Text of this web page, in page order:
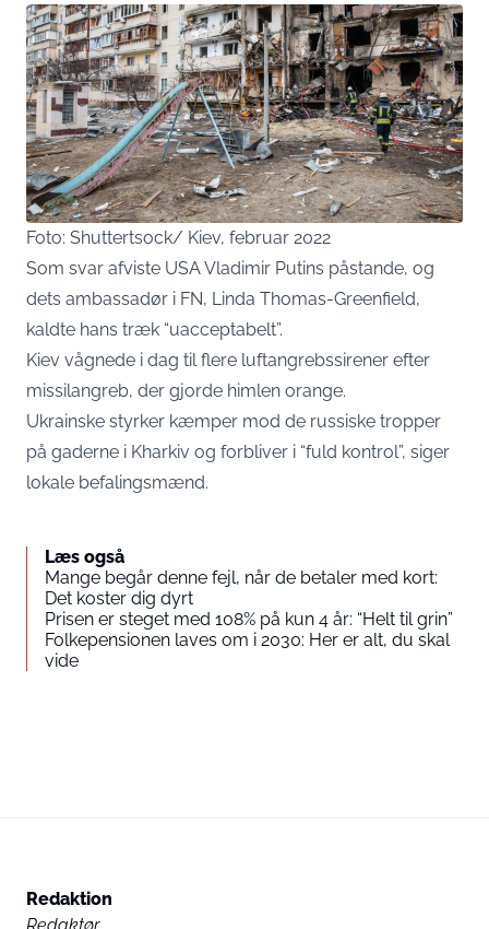
Foto: Shuttertsock/ Kiev, februar 2022
Som svar afviste USA Vladimir Putins påstande, og
dets ambassadør i FN, Linda Thomas-Greenfield,
kaldte hans træk “uacceptabelt”.
Kiev vågnede i dag til flere luftangrebssirener efter
missilangreb, der gjorde himlen orange.
Ukrainske styrker kæmper mod de russiske tropper
på gaderne i Kharkiv og forbliver i “fuld kontrol”, siger
lokale befalingsmænd.
Læs også
Mange begår denne fejl, når de betaler med kort:
Det koster dig dyrt
Prisen er steget med 108% på kun 4 år: “Helt til grin”
Folkepensionen laves om i 2030: Her er alt, du skal
vide
Redaktion